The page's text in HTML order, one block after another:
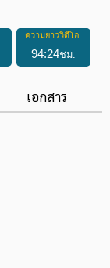
ความยาววิดีโอ:
94:24ชม.
เอกสาร